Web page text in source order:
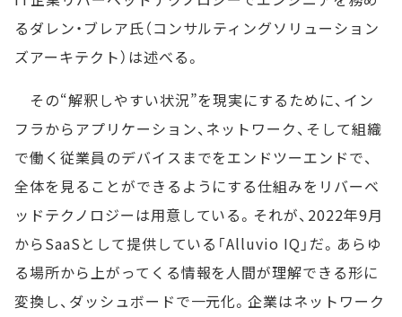
るダレン・ブレア氏（コンサルティングソリューション
ズアーキテクト）は述べる。
その“解釈しやすい状況”を現実にするために、イン
フラからアプリケーション、ネットワーク、そして組織
で働く従業員のデバイスまでをエンドツーエンドで、
全体を見ることができるようにする仕組みをリバーベ
ッドテクノロジーは用意している。それが、2022年9月
からSaaSとして提供している「Alluvio IQ」だ。あらゆ
る場所から上がってくる情報を人間が理解できる形に
変換し、ダッシュボードで一元化。企業はネットワーク